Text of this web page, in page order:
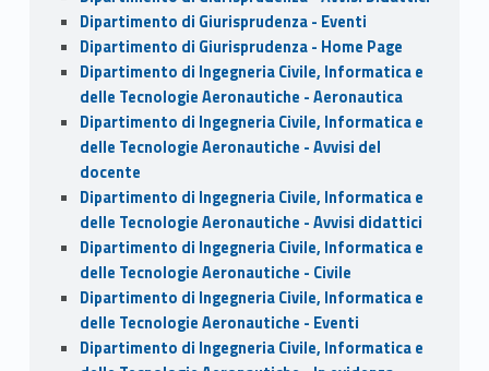
Dipartimento di Giurisprudenza - Eventi
Dipartimento di Giurisprudenza - Home Page
Dipartimento di Ingegneria Civile, Informatica e
delle Tecnologie Aeronautiche - Aeronautica
Dipartimento di Ingegneria Civile, Informatica e
delle Tecnologie Aeronautiche - Avvisi del
docente
Dipartimento di Ingegneria Civile, Informatica e
delle Tecnologie Aeronautiche - Avvisi didattici
Dipartimento di Ingegneria Civile, Informatica e
delle Tecnologie Aeronautiche - Civile
Dipartimento di Ingegneria Civile, Informatica e
delle Tecnologie Aeronautiche - Eventi
Dipartimento di Ingegneria Civile, Informatica e